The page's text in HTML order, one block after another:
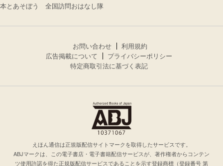
本とあそぼう 全国訪問おはなし隊
お問い合わせ
利用規約
広告掲載について
プライバシーポリシー
特定商取引法に基づく表記
えほん通信は正規版配信サイトマークを取得したサービスです。
ABJマークは、この電子書店・電子書籍配信サービスが、著作権者からコンテン
ツ使用許諾を得た正規版配信サービスであることを示す登録商標（登録番号 第